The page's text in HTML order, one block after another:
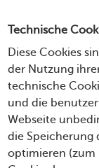
Technische
Diese Cookies
der Nutzung
technische
und die
Webseite
die Speicherung
optimieren (zum